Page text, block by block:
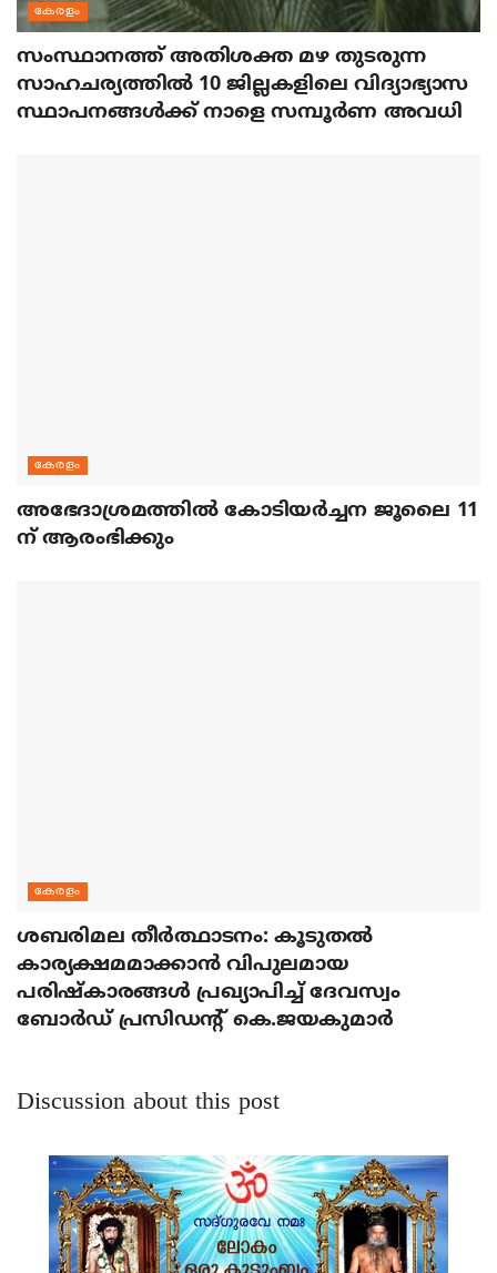
കേരളം
സംസ്ഥാനത്ത് അതിശക്ത മഴ തുടരുന്ന
സാഹചര്യത്തിൽ 10 ജില്ലകളിലെ വിദ്യാഭ്യാസ
സ്ഥാപനങ്ങൾക്ക് നാളെ സമ്പൂർണ അവധി
കേരളം
അഭേദാശ്രമത്തില്‍ കോടിയര്‍ച്ചന ജൂലൈ 11
ന് ആരംഭിക്കും
കേരളം
ശബരിമല തീര്‍ത്ഥാടനം: കൂടുതല്‍
കാര്യക്ഷമമാക്കാന്‍ വിപുലമായ
പരിഷ്‌കാരങ്ങള്‍ പ്രഖ്യാപിച്ച് ദേവസ്വം
ബോര്‍ഡ് പ്രസിഡന്റ് കെ.ജയകുമാര്‍
Discussion about this post